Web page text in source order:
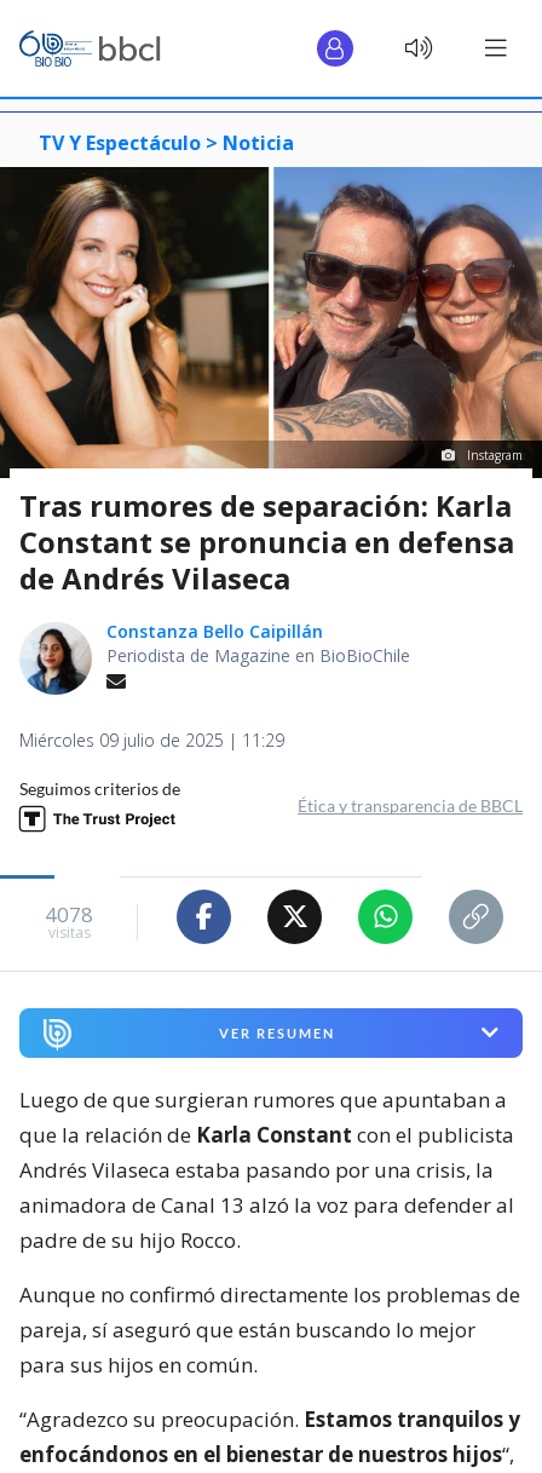
TV Y Espectáculo > Noticia
Instagram
Tras rumores de separación: Karla
Constant se pronuncia en defensa
de Andrés Vilaseca
Constanza Bello Caipillán
Periodista de Magazine en BioBioChile
Miércoles 09 julio de 2025 | 11:29
Seguimos criterios de
Ética y transparencia de BBCL
4078
visitas
VER RESUMEN
Luego de que surgieran rumores que apuntaban a
que la relación de Karla Constant con el publicista
Andrés Vilaseca estaba pasando por una crisis, la
animadora de Canal 13 alzó la voz para defender al
padre de su hijo Rocco.
Aunque no confirmó directamente los problemas de
pareja, sí aseguró que están buscando lo mejor
para sus hijos en común.
“Agradezco su preocupación. Estamos tranquilos y
enfocándonos en el bienestar de nuestros hijos“,